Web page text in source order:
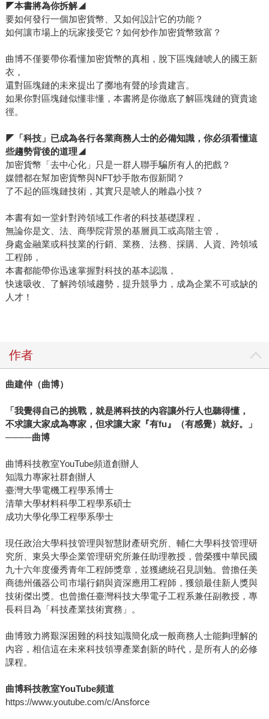
◤本書將為你拆解◢
要如何發行一個加密貨幣、又如何設計它的功能？
如何讓市場上的玩家接受它？如何炒作加密貨幣致富？
曲博不僅要帶你看懂加密貨幣的真相，脫下區塊鏈唬人的國王新
衣，
還對區塊鏈的未來提出了擲地有聲的珍貴建言。
如果你對區塊鏈似懂非懂，本書將是你徹底了解區塊鏈的寶貴途
徑。
◤「科技」已成為各行各業商務人士的必備知識，你必須看懂這
些趨勢背後的道理◢
加密貨幣「去中心化」只是一群人聯手騙所有人的把戲？
媒體都在幫加密貨幣與NFT炒手散布假新聞？
了不起的區塊鏈技術，其實只是唬人的雕蟲小技？
本書有如一堂針對跨領域工作者的科技基礎課程，
無論你是文、法、商學院背景的基層員工或高階主管，
身處金融業或科技業的行銷、業務、法務、採購、人資、跨領域
工程師，
本書都能帶你迅速掌握對科技的基本認識，
快速吸收、了解跨領域趨勢，提升競爭力，成為企業不可或缺的
人才！
作者
曲建仲（曲博）
「我覺得自己的挑戰，就是將科技的內容讓外行人也聽得懂，
不求讓大家成為專家，但求讓大家『有fu』（有感覺）就好。」
────曲博
曲博科技教室YouTube頻道創辦人
知識力專家社群創辦人
臺灣大學電機工程學系博士
清華大學材料科學工程學系碩士
成功大學化學工程學系學士
現任政治大學科技管理與智慧財產研究所、輔仁大學科技管理研
究所、東吳大學企業管理研究所兼任助理教授，曾榮獲中華民國
九十六年度優秀青年工程師獎章，並獲總統召見訓勉。曾擔任美
商德州儀器公司市場行銷與資深應用工程師，獲頒最佳新人獎與
技術傑出獎。也曾擔任臺灣科技大學電子工程系兼任副教授，專
長科目為「科技產業技術實務」。
曲博致力將艱深困難的科技知識簡化成一般商務人士能夠理解的
內容，相信這在未來科技領導產業創新的時代，是所有人的必修
課程。
曲博科技教室YouTube頻道
https://www.youtube.com/c/Ansforce